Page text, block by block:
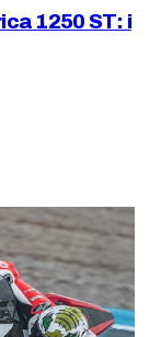
1250 ST: i